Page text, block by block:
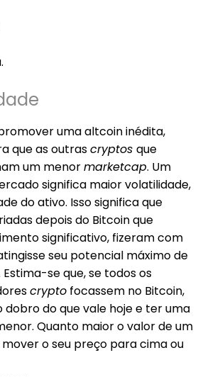
uma altcoin inédita,
que as outrascryptos que
um menormarketcap. Um
significa maior volatilidade,
do ativo. Isso significa que
depois do Bitcoin que
significativo, fizeram com
seu potencial máximo de
se que, se todos os
crypto focassem no Bitcoin,
dobro do que vale hoje e ter uma
Quanto maior o valor de um
o seu preço para cima ou